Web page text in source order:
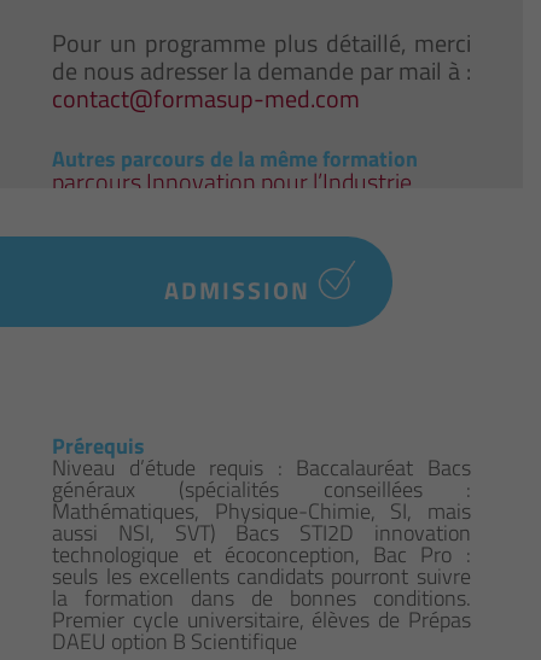
Pour un programme plus détaillé, merci
de nous adresser la demande par mail à :
contact@formasup-med.com
Autres parcours de la même formation
parcours Innovation pour l’Industrie
ADMISSION
Prérequis
Niveau d’étude requis : Baccalauréat Bacs
généraux (spécialités conseillées :
Mathématiques, Physique-Chimie, SI, mais
aussi NSI, SVT) Bacs STI2D innovation
technologique et écoconception, Bac Pro :
seuls les excellents candidats pourront suivre
la formation dans de bonnes conditions.
Premier cycle universitaire, élèves de Prépas
DAEU option B Scientifique